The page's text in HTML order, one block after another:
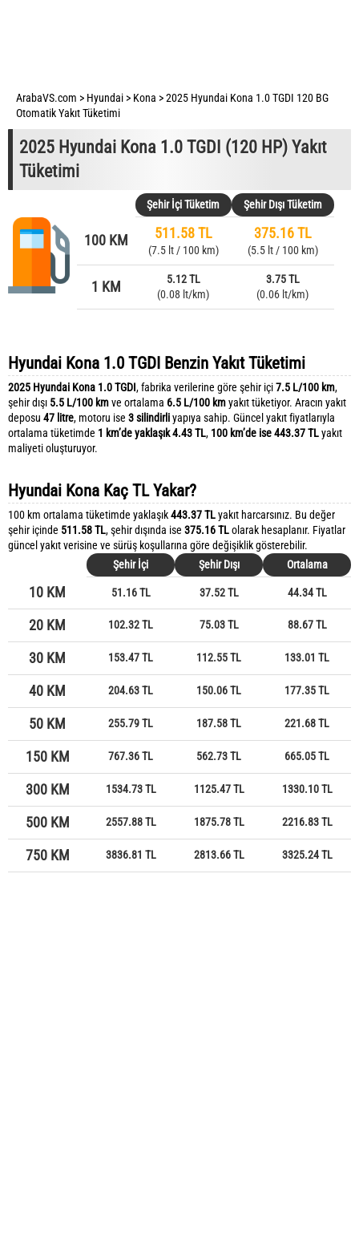
ArabaVS.com > Hyundai > Kona >2025 Hyundai Kona 1.0 TGDI 120 BG
Otomatik Yakıt Tüketimi
2025 Hyundai Kona 1.0 TGDI (120 HP) Yakıt
Tüketimi
Şehir İçi Tüketim Şehir Dışı Tüketim
100 KM 511.58 TL
(7.5 lt / 100 km)
375.16 TL
(5.5 lt / 100 km)
1 KM
5.12 TL
(0.08 lt/km)
3.75 TL
(0.06 lt/km)
Hyundai Kona 1.0 TGDI Benzin Yakıt Tüketimi
2025 Hyundai Kona 1.0 TGDI, fabrika verilerine göre şehir içi7.5 L/100 km,
şehir dışı 5.5 L/100 kmve ortalama 6.5 L/100 kmyakıt tüketiyor. Aracın yakıt
deposu 47 litre, motoru ise 3 silindirliyapıya sahip. Güncel yakıt fiyatlarıyla
ortalama tüketimde 1 km’de yaklaşık 4.43 TL, 100 km’de ise 443.37 TLyakıt
maliyeti oluşturuyor.
Hyundai Kona Kaç TL Yakar?
100 km ortalama tüketimde yaklaşık443.37 TLyakıt harcarsınız. Bu değer
şehir içinde 511.58 TL, şehir dışında ise 375.16 TLolarak hesaplanır. Fiyatlar
güncel yakıt verisine ve sürüş koşullarına göre değişiklik gösterebilir.
Şehir İçi
Şehir Dışı Ortalama
10 KM 51.16 TL 37.52 TL 44.34 TL
20 KM 102.32 TL 75.03 TL 88.67 TL
30 KM 153.47 TL 112.55 TL 133.01 TL
40 KM 204.63 TL 150.06 TL 177.35 TL
50 KM 255.79 TL 187.58 TL 221.68 TL
150 KM 767.36 TL 562.73 TL 665.05 TL
300 KM 1534.73 TL 1125.47 TL 1330.10 TL
500 KM 2557.88 TL 1875.78 TL 2216.83 TL
750 KM 3836.81 TL 2813.66 TL 3325.24 TL